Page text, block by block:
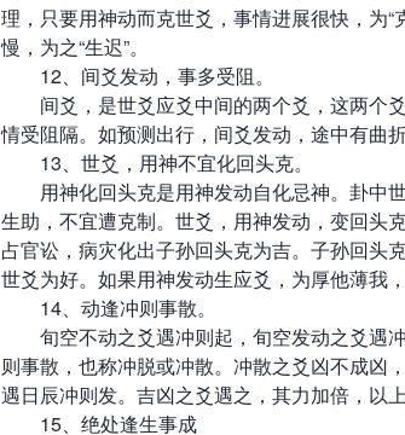
理，只要用神动而克世爻，事情进展很快，为
慢，为之“生迟”。
12、间爻发动，事多受阻。
间爻，是世爻应爻中间的两个爻，这两个
情受阻隔。如预测出行，间爻发动，途中有曲
13、世爻，用神不宜化回头克。
用神化回头克是用神发动自化忌神。卦中
生助，不宜遭克制。世爻，用神发动，变回头
占官讼，病灾化出子孙回头克为吉。子孙回头
世爻为好。如果用神发动生应爻，为厚他薄我
14、动逢冲则事散。
旬空不动之爻遇冲则起，旬空发动之爻遇
则事散，也称冲脱或冲散。冲散之爻凶不成凶
遇日辰冲则发。吉凶之爻遇之，其力加倍，以
15、绝处逢生事成